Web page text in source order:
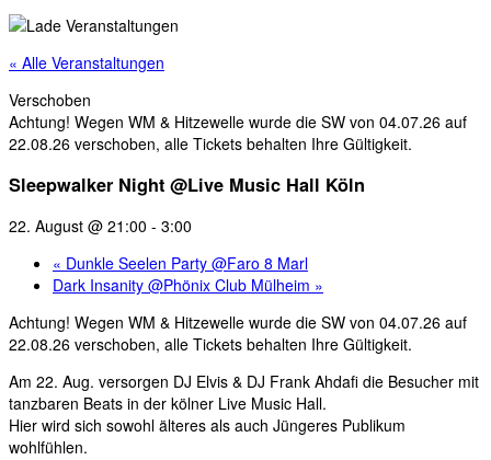
« Alle Veranstaltungen
Verschoben
Achtung! Wegen WM & Hitzewelle wurde die SW von 04.07.26 auf
22.08.26 verschoben, alle Tickets behalten Ihre Gültigkeit.
Sleepwalker Night @Live Music Hall Köln
22. August @ 21:00 - 3:00
« Dunkle Seelen Party @Faro 8 Marl
Dark Insanity @Phönix Club Mülheim »
Achtung! Wegen WM & Hitzewelle wurde die SW von 04.07.26 auf
22.08.26 verschoben, alle Tickets behalten Ihre Gültigkeit.
Am 22. Aug. versorgen DJ Elvis & DJ Frank Ahdafi die Besucher mit
tanzbaren Beats in der kölner Live Music Hall.
Hier wird sich sowohl älteres als auch Jüngeres Publikum
wohlfühlen.